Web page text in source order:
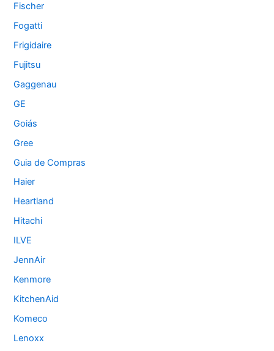
Fischer
Fogatti
Frigidaire
Fujitsu
Gaggenau
GE
Goiás
Gree
Guia de Compras
Haier
Heartland
Hitachi
ILVE
JennAir
Kenmore
KitchenAid
Komeco
Lenoxx